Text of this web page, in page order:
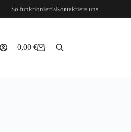
So funktioniert'sKontaktiere uns
Warenkorb
0,00 €